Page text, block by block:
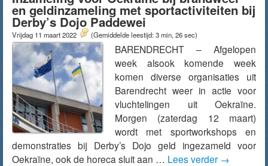
en geldinzameling met sportactiviteiten bij
Derby’s Dojo Paddewei
Vrijdag 11 maart 2022 (Gemiddelde leestijd: 3 min, 26 sec)
BARENDRECHT – Afgelopen
week alsook komende week
komen diverse organisaties uit
Barendrecht weer in actie voor
vluchtelingen uit Oekraïne.
Morgen (zaterdag 12 maart)
wordt met sportworkshops en
demonstraties bij Derby’s Dojo geld ingezameld voor
Oekraïne, ook de horeca sluit aan … Lees verder →